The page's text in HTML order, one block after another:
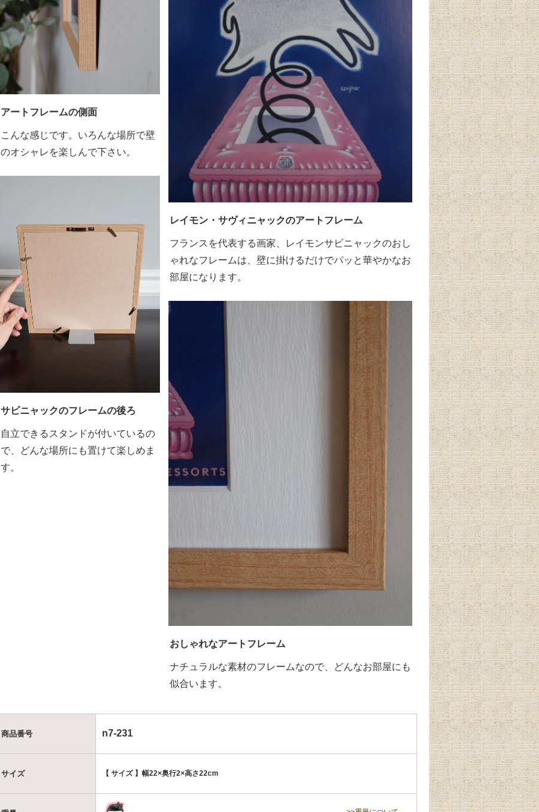
アートフレームの側面
こんな感じです。いろんな場所で壁
のオシャレを楽しんで下さい。
サビニャックのフレームの後ろ
自立できるスタンドが付いているの
で、どんな場所にも置けて楽しめま
す。
レイモン・サヴィニャックのアートフレーム
フランスを代表する画家、レイモンサビニャックのおし
ゃれなフレームは、壁に掛けるだけでパッと華やかなお
部屋になります。
おしゃれなアートフレーム
ナチュラルな素材のフレームなので、どんなお部屋にも
似合います。
商品番号 n7-231
サイズ 【 サイズ 】幅22×奥行2×高さ22cm